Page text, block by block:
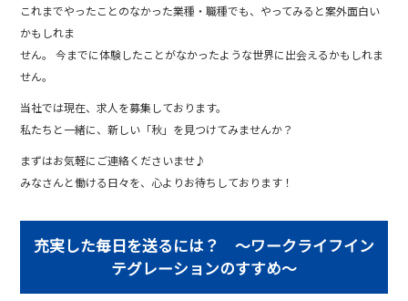
これまでやったことのなかった業種・職種でも、やってみると案外面白い
かもしれま
せん。 今までに体験したことがなかったような世界に出会えるかもしれま
せん。
当社では現在、求人を募集しております。
私たちと一緒に、新しい「秋」を見つけてみませんか？
まずはお気軽にご連絡くださいませ♪
みなさんと働ける日々を、心よりお待ちしております！
充実した毎日を送るには？ 〜ワークライフイン
テグレーションのすすめ〜